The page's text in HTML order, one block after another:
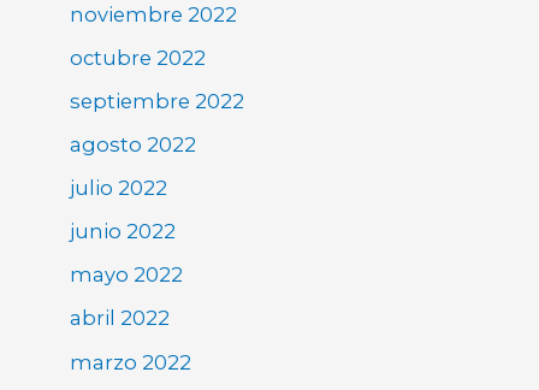
noviembre 2022
octubre 2022
septiembre 2022
agosto 2022
julio 2022
junio 2022
mayo 2022
abril 2022
marzo 2022